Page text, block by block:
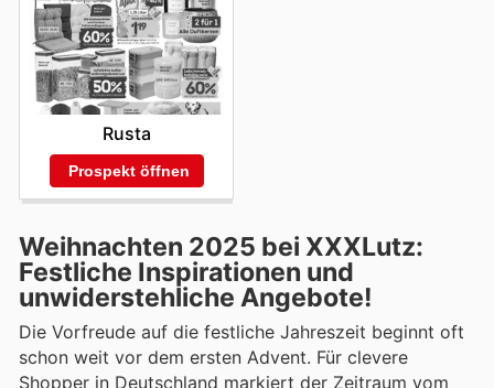
Rusta
Prospekt öffnen
Weihnachten 2025 bei XXXLutz:
Festliche Inspirationen und
unwiderstehliche Angebote!
Die Vorfreude auf die festliche Jahreszeit beginnt oft
schon weit vor dem ersten Advent. Für clevere
Shopper in Deutschland markiert der Zeitraum vom